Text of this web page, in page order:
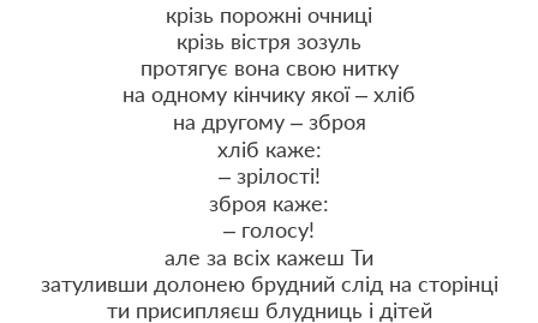
крізь порожні очниці
крізь вістря зозуль
протягує вона свою нитку
на одному кінчику якої – хліб
на другому – зброя
хліб каже:
– зрілості!
зброя каже:
– голосу!
але за всіх кажеш Ти
затуливши долонею брудний слід на сторінці
ти присипляєш блудниць і дітей